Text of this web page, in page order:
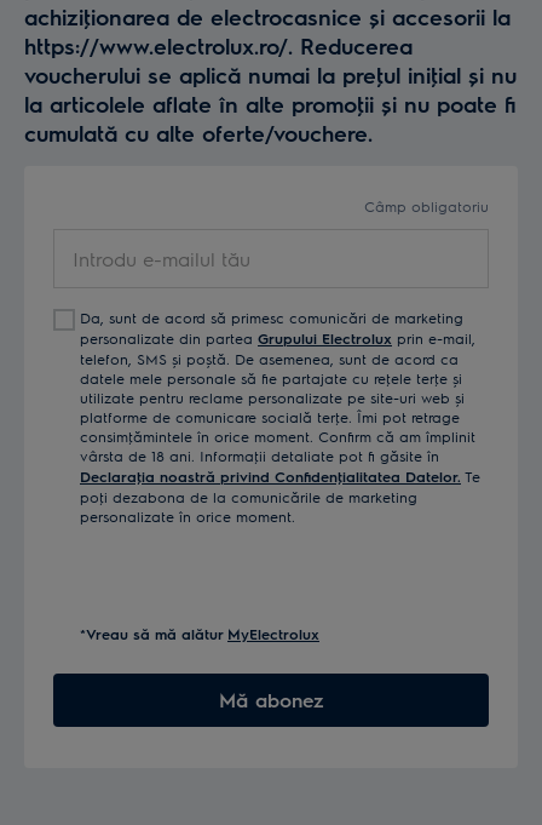
achiziţionarea de electrocasnice și accesorii la
https://www.electrolux.ro/. Reducerea
voucherului se aplică numai la preţul iniţial și nu
la articolele aflate în alte promoţii și nu poate fi
cumulată cu alte oferte/vouchere.
Câmp obligatoriu
Da, sunt de acord să primesc comunicări de marketing
personalizate din partea Grupului Electrolux prin e-mail,
telefon, SMS și poștă. De asemenea, sunt de acord ca
datele mele personale să fie partajate cu reţele terţe și
utilizate pentru reclame personalizate pe site-uri web și
platforme de comunicare socială terţe. Îmi pot retrage
consimţămintele în orice moment. Confirm că am împlinit
vârsta de 18 ani. Informaţii detaliate pot fi găsite în
Declaraţia noastră privind Confidenţialitatea Datelor. Te
poţi dezabona de la comunicările de marketing
personalizate în orice moment.
*Vreau să mă alătur MyElectrolux
Mă abonez